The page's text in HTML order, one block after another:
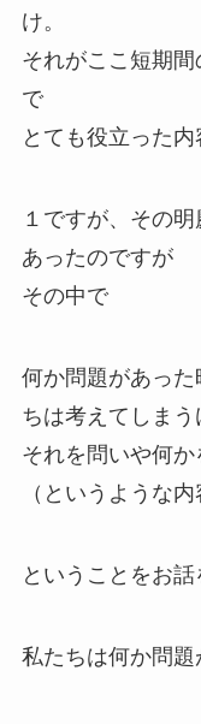
け。
それがここ短期
で
とても役立った内
１ですが、その
あったのですが
その中で
何か問題があっ
ちは考えてしまう
それを問いや何
（というような内
ということをお話
私たちは何か問題